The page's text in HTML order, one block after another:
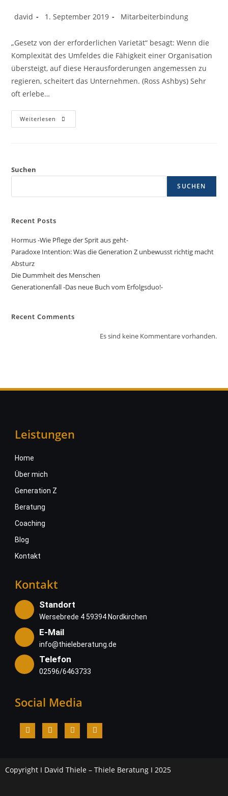
david 1. September 2019 Mitarbeiterbindung
„Gesetz von der erforderlichen Varietät“ besagt: Wenn die
Komplexität des Umfeldes die Fähigkeit einer Organisation
übersteigt, auf diese Herausforderungen angemessen zu
regieren, scheitert das Unternehmen. (Ross Ashbys) Sehr
oft erlebe…
Weiterlesen
Suchen
SUCHEN
Recent Posts
Hormus -Wie Pflege der Sprit aus geht-
Paradoxe Intention: Was die Generation Z unbewusst richtig macht
Absturz
Die Dummheit des Menschen
Generationenfall -Das neue Buch vom Erfolgsduo!-
Recent Comments
Es sind keine Kommentare vorhanden.
Leistungen
Home
Über mich
Generation Z
Beratung
Coaching
Blog
Kontakt
Kontakt
Standort
Wersebrede 4 59394 Nordkirchen
E-Mail
info@thieleberatung.de
Telefon
02596/6463733
Social Media
Copyright I David Thiele – Thiele Beratung I 2025